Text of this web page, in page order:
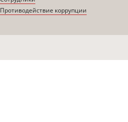
Противодействие коррупции